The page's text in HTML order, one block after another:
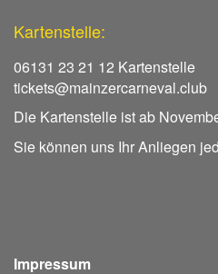
Kartenstelle:
06131 23 21 12 Kartenstelle
tickets@mainzercarneval.club
Die Kartenstelle ist ab
Sie können uns Ihr Anliegen
Impressum